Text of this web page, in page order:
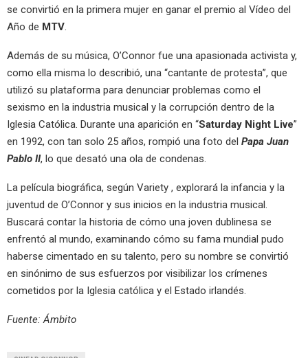
se convirtió en la primera mujer en ganar el premio al Vídeo del
Año de MTV.
Además de su música, O’Connor fue una apasionada activista y,
como ella misma lo describió, una “cantante de protesta”, que
utilizó su plataforma para denunciar problemas como el
sexismo en la industria musical y la corrupción dentro de la
Iglesia Católica. Durante una aparición en “Saturday Night Live”
en 1992, con tan solo 25 años, rompió una foto del Papa Juan
Pablo II, lo que desató una ola de condenas.
La película biográfica, según Variety , explorará la infancia y la
juventud de O’Connor y sus inicios en la industria musical.
Buscará contar la historia de cómo una joven dublinesa se
enfrentó al mundo, examinando cómo su fama mundial pudo
haberse cimentado en su talento, pero su nombre se convirtió
en sinónimo de sus esfuerzos por visibilizar los crímenes
cometidos por la Iglesia católica y el Estado irlandés.
Fuente: Ámbito